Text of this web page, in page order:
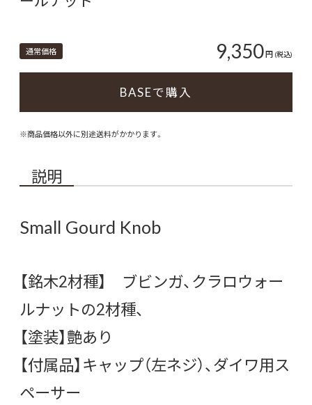
通常価格 9,350円 (税込)
BASEで購入
※商品価格以外に別途送料がかかります。
説明
Small Gourd Knob
【銘木2材種】 ブビンガ、クラロウォー
ルナットの2材種、
【塗装】艶あり
【付属品】キャップ（左ネジ）、ダイワ用ス
ペーサー